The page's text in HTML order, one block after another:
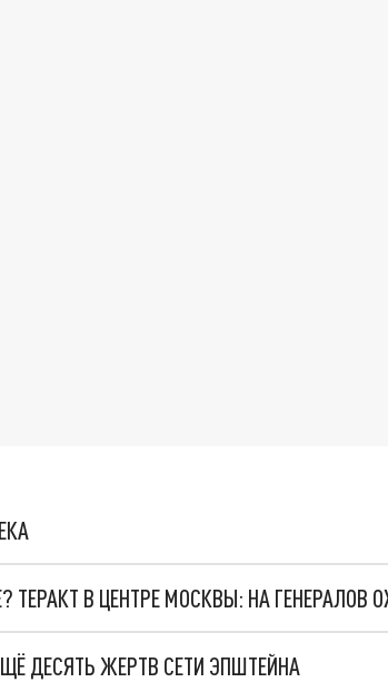
ТЕРАКТ В ЦЕНТРЕ МОСКВЫ: НА
ДЕСЯТЬ ЖЕРТВ СЕТИ ЭПШТЕЙНА